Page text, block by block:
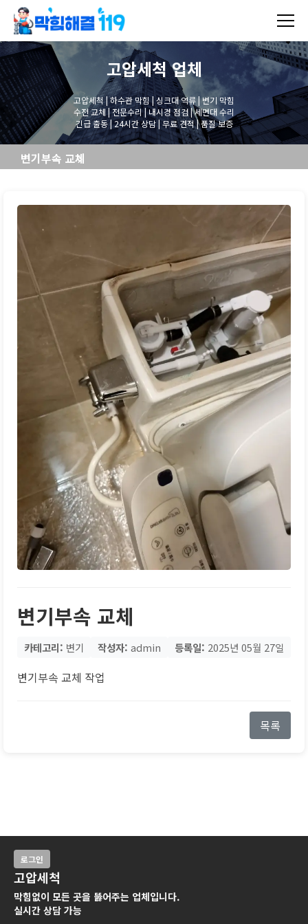
고압세척업체
고압세척 | 하수관 막힘 | 싱크대 역류 | 변기 막힘
수전 교체 | 전문수리 | 내시경 점검 | 세면대 수리
긴급 출동 | 24시간 상담 | 무료 견적 | 품질 보증
변기부속 교체
변기부속 교체
카테고리: 변기 작성자: admin 등록일: 2025년 05월 27일
변기부속 교체 작업
목록
로그인
고압세척
막힘없이 모든 곳을 뚫어주는 업체입니다.
실시간 상담 가능